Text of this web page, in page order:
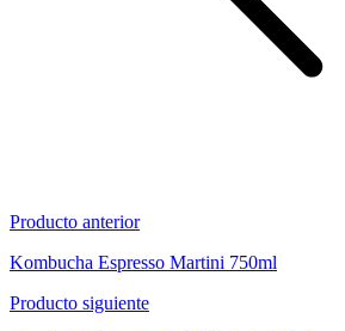
Producto anterior
Kombucha Espresso Martini 750ml
Producto siguiente